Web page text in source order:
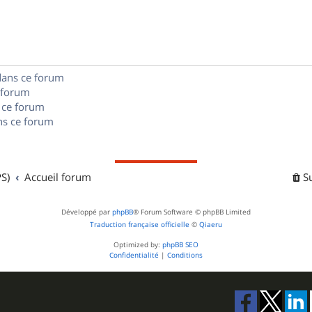
e
ce forum
forum
ce forum
Accueil forum
Développé par phpBB® Forum Software © phpBB Limited
Traduction française officielle © Qiaeru
Optimized by: phpBB SEO
Confidentialité | Conditions